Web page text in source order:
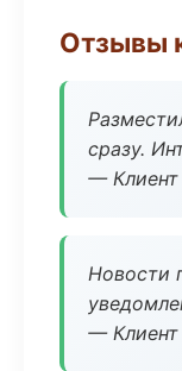
Отзывы
сразу.
— Клиент
Новости
— Клиент